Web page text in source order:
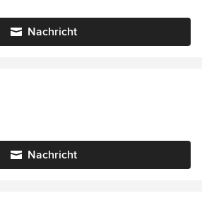
Nachricht
Nachricht